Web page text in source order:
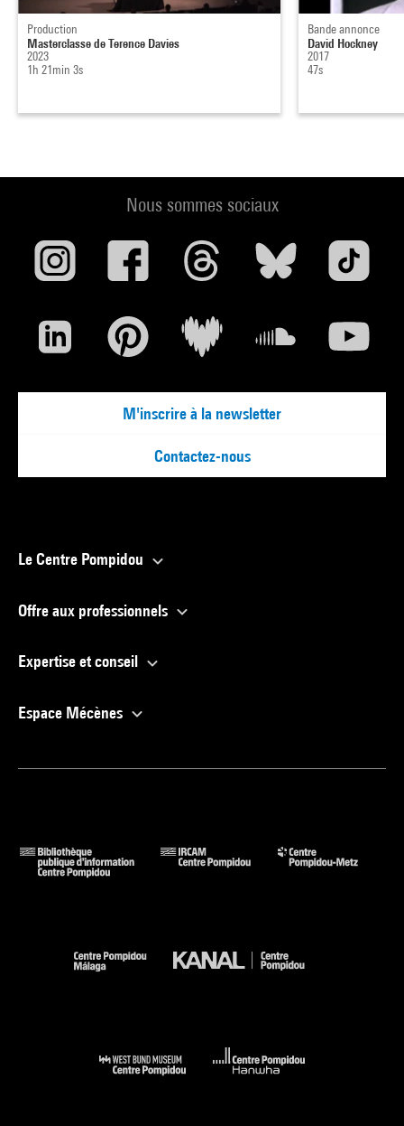
Production
Masterclasse de Terence Davies
2023
1h 21min 3s
Bande annonce
David Hockney
2017
47s
Nous sommes sociaux
M'inscrire à la newsletter
Contactez-nous
Le Centre Pompidou
Offre aux professionnels
Expertise et conseil
Espace Mécènes